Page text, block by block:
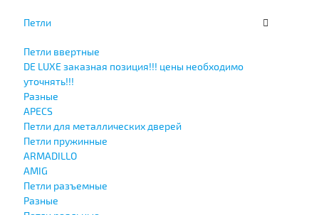
Петли
Петли ввертные
DE LUXE заказная позиция!!! цены необходимо
уточнять!!!
Разные
APECS
Петли для металлических дверей
Петли пружинные
ARMADILLO
AMIG
Петли разъемные
Разные